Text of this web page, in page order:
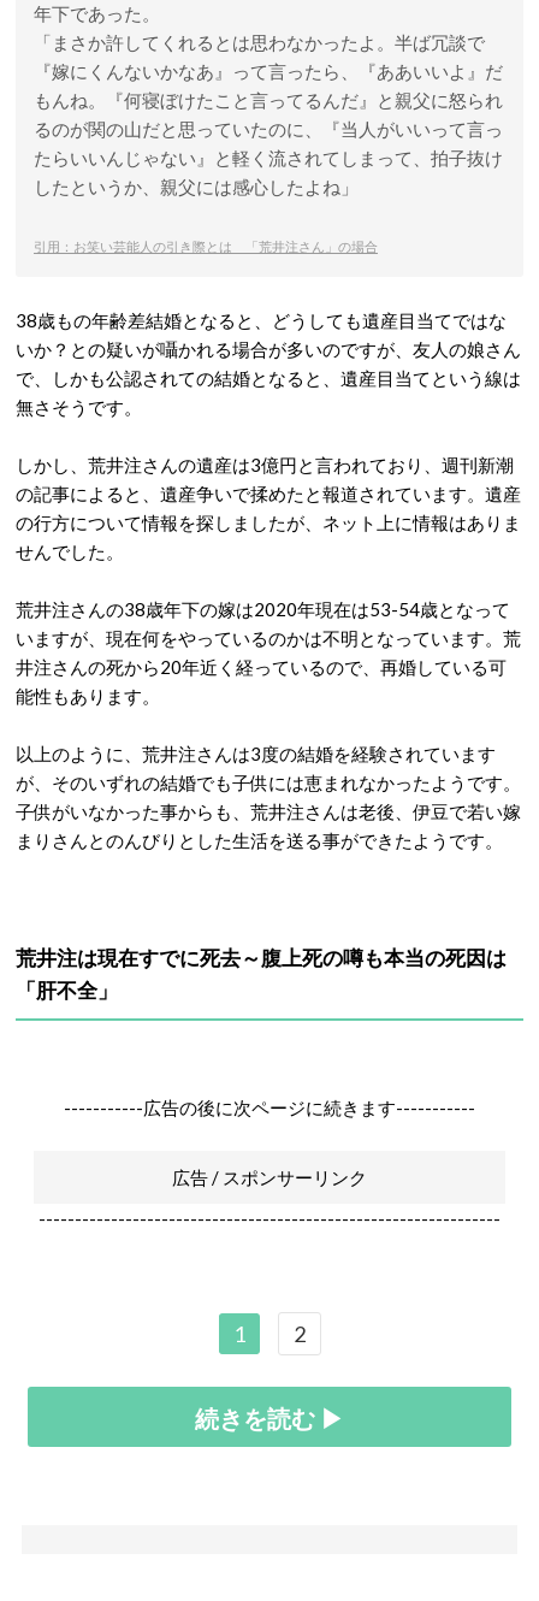
年下であった。
「まさか許してくれるとは思わなかったよ。半ば冗談で
『嫁にくんないかなあ』って言ったら、『ああいいよ』だ
もんね。『何寝ぼけたこと言ってるんだ』と親父に怒られ
るのが関の山だと思っていたのに、『当人がいいって言っ
たらいいんじゃない』と軽く流されてしまって、拍子抜け
したというか、親父には感心したよね」
引用：お笑い芸能人の引き際とは 「荒井注さん」の場合
38歳もの年齢差結婚となると、どうしても遺産目当てではな
いか？との疑いが囁かれる場合が多いのですが、友人の娘さん
で、しかも公認されての結婚となると、遺産目当てという線は
無さそうです。
しかし、荒井注さんの遺産は3億円と言われており、週刊新潮
の記事によると、遺産争いで揉めたと報道されています。遺産
の行方について情報を探しましたが、ネット上に情報はありま
せんでした。
荒井注さんの38歳年下の嫁は2020年現在は53-54歳となって
いますが、現在何をやっているのかは不明となっています。荒
井注さんの死から20年近く経っているので、再婚している可
能性もあります。
以上のように、荒井注さんは3度の結婚を経験されています
が、そのいずれの結婚でも子供には恵まれなかったようです。
子供がいなかった事からも、荒井注さんは老後、伊豆で若い嫁
まりさんとのんびりとした生活を送る事ができたようです。
荒井注は現在すでに死去～腹上死の噂も本当の死因は
「肝不全」
-----------広告の後に次ページに続きます-----------
広告 / スポンサーリンク
----------------------------------------------------------------
1 2
続きを読む ▶